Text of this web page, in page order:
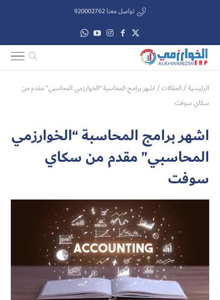
تواصل معنا 920002762
الرئيسية/ المقالات/ اشهر برامج المحاسبة “الخوارزمي المحاسبي” مقدم من
سكاي سوفت
اشهر برامج المحاسبة “الخوارزمي
المحاسبي” مقدم من سكاي
سوفت